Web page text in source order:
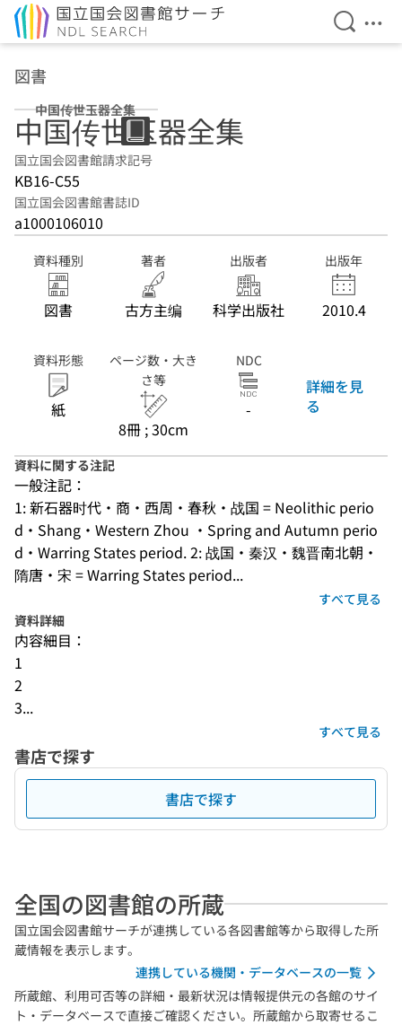
検索を
メ
図書
中国传世玉器全集
中国传世玉器全集
国立国会図書館請求記号
KB16-C55
国立国会図書館書誌ID
a1000106010
資料種別
図書
著者
古方主编
出版者
科学出版社
出版年
2010.4
資料形態
紙
ページ数・大き
さ等
8冊 ; 30cm
NDC
-
詳細を見
る
資料に関する注記
一般注記：
1: 新石器时代・商・西周・春秋・战国 = Neolithic perio
d・Shang・Western Zhou ・Spring and Autumn perio
d・Warring States period. 2: 战国・秦汉・魏晋南北朝・
隋唐・宋 = Warring States period...
すべて見る
資料詳細
内容細目：
1
2
3...
すべて見る
書店で探す
書店で探す
全国の図書館の所蔵
国立国会図書館サーチが連携している各図書館等から取得した所
蔵情報を表示します。
連携している機関・データベースの一覧
所蔵館、利用可否等の詳細・最新状況は情報提供元の各館のサイ
ト・データベースで直接ご確認ください。所蔵館から取寄せるこ